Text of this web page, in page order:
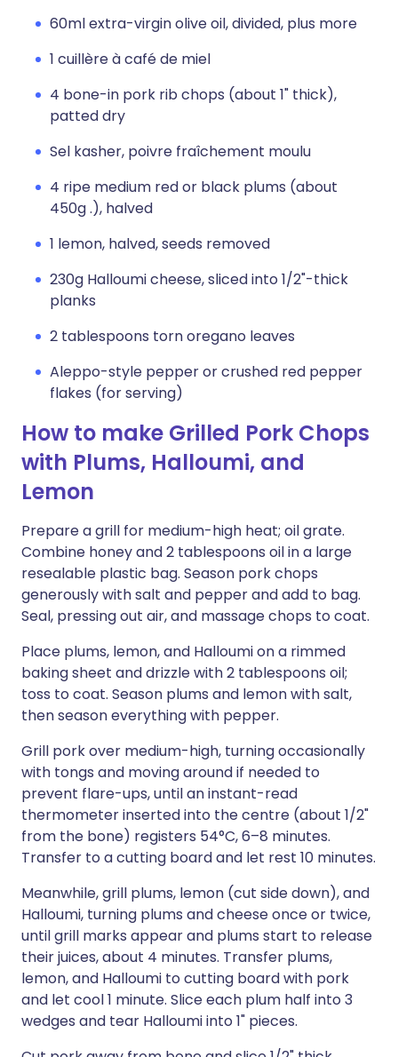
60ml extra-virgin olive oil, divided, plus more
1 cuillère à café de miel
4 bone-in pork rib chops (about 1" thick),
patted dry
Sel kasher, poivre fraîchement moulu
4 ripe medium red or black plums (about
450g .), halved
1 lemon, halved, seeds removed
230g Halloumi cheese, sliced into 1/2"-thick
planks
2 tablespoons torn oregano leaves
Aleppo-style pepper or crushed red pepper
flakes (for serving)
How to make Grilled Pork Chops
with Plums, Halloumi, and
Lemon
Prepare a grill for medium-high heat; oil grate.
Combine honey and 2 tablespoons oil in a large
resealable plastic bag. Season pork chops
generously with salt and pepper and add to bag.
Seal, pressing out air, and massage chops to coat.
Place plums, lemon, and Halloumi on a rimmed
baking sheet and drizzle with 2 tablespoons oil;
toss to coat. Season plums and lemon with salt,
then season everything with pepper.
Grill pork over medium-high, turning occasionally
with tongs and moving around if needed to
prevent flare-ups, until an instant-read
thermometer inserted into the centre (about 1/2"
from the bone) registers 54°C, 6–8 minutes.
Transfer to a cutting board and let rest 10 minutes.
Meanwhile, grill plums, lemon (cut side down), and
Halloumi, turning plums and cheese once or twice,
until grill marks appear and plums start to release
their juices, about 4 minutes. Transfer plums,
lemon, and Halloumi to cutting board with pork
and let cool 1 minute. Slice each plum half into 3
wedges and tear Halloumi into 1" pieces.